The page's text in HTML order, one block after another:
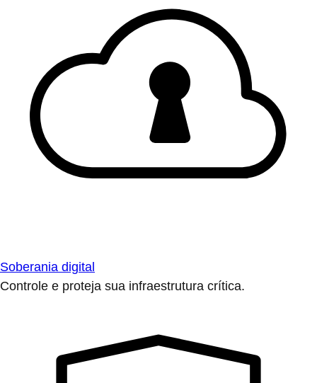
Soberania digital
Controle e proteja sua infraestrutura crítica.